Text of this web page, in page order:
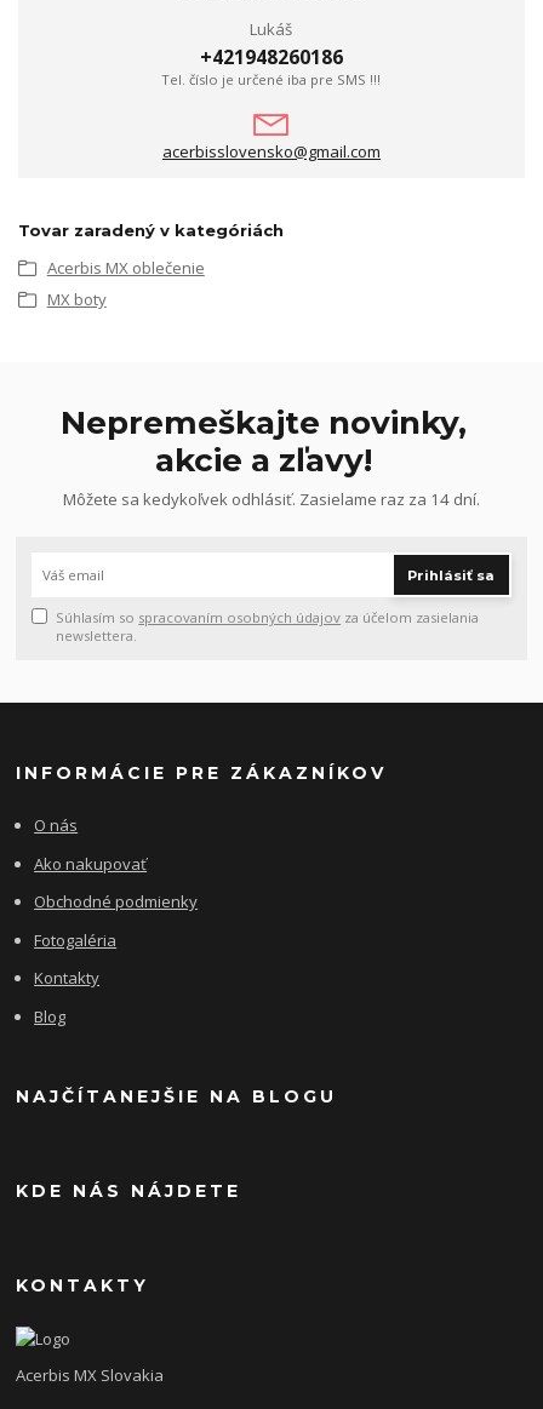
Lukáš
+421948260186
Tel. číslo je určené iba pre SMS !!!
acerbisslovensko@gmail.com
Tovar zaradený v kategóriách
Acerbis MX oblečenie
MX boty
Nepremeškajte novinky,
akcie a zľavy!
Môžete sa kedykoľvek odhlásiť. Zasielame raz za 14 dní.
Prihlásiť sa
Súhlasím so spracovaním osobných údajov za účelom zasielania
newslettera.
INFORMÁCIE PRE ZÁKAZNÍKOV
O nás
Ako nakupovať
Obchodné podmienky
Fotogaléria
Kontakty
Blog
NAJČÍTANEJŠIE NA BLOGU
KDE NÁS NÁJDETE
KONTAKTY
Acerbis MX Slovakia